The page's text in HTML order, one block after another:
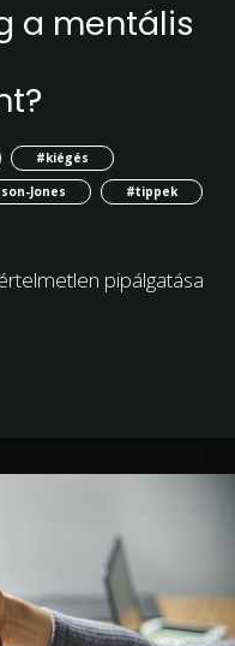
a mentális
#kiégés
Jones
#tippek
pipálgatása